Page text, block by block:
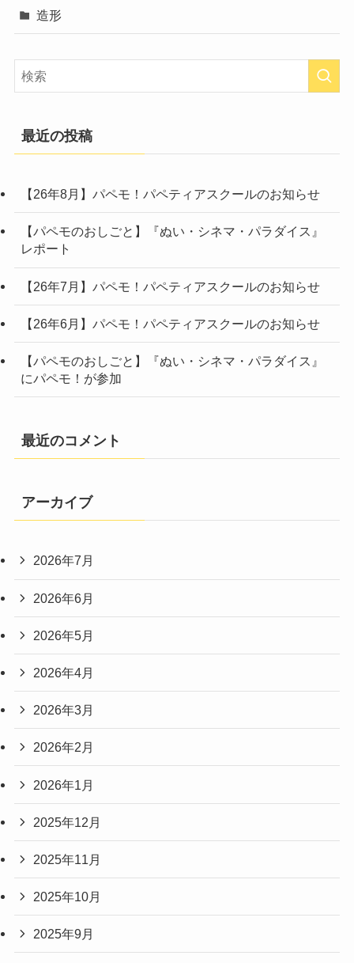
造形
最近の投稿
【26年8月】パペモ！パペティアスクールのお知らせ
【パペモのおしごと】『ぬい・シネマ・パラダイス』
レポート
【26年7月】パペモ！パペティアスクールのお知らせ
【26年6月】パペモ！パペティアスクールのお知らせ
【パペモのおしごと】『ぬい・シネマ・パラダイス』
にパペモ！が参加
最近のコメント
アーカイブ
2026年7月
2026年6月
2026年5月
2026年4月
2026年3月
2026年2月
2026年1月
2025年12月
2025年11月
2025年10月
2025年9月